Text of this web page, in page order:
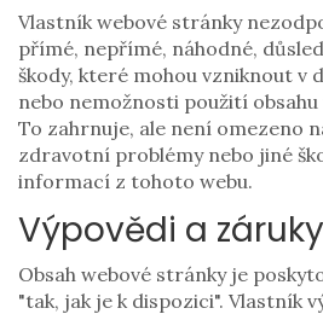
Vlastník webové stránky
přímé, nepřímé, náhodné,
škody, které mohou vzniknout v
nebo nemožnosti použití
To zahrnuje, ale není omezeno
zdravotní problémy nebo jiné
informací z tohoto webu.
Výpovědi a záruky
Obsah webové stránky je
"tak, jak je k dispozici". Vlastník